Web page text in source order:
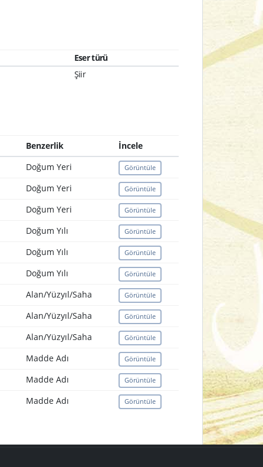
Eser türü
Şiir
Benzerlik
İncele
Doğum Yeri Görüntüle
Doğum Yeri Görüntüle
Doğum Yeri Görüntüle
Doğum Yılı Görüntüle
Doğum Yılı Görüntüle
Doğum Yılı Görüntüle
Alan/Yüzyıl/Saha Görüntüle
Alan/Yüzyıl/Saha Görüntüle
Alan/Yüzyıl/Saha Görüntüle
Madde Adı Görüntüle
Madde Adı Görüntüle
Madde Adı Görüntüle